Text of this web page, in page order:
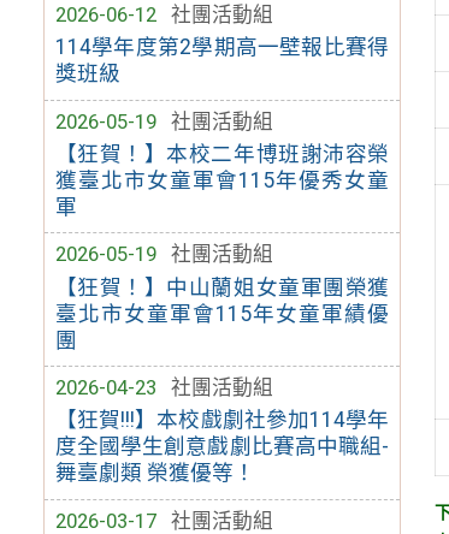
2026-06-12
社團活動組
114學年度第2學期高一壁報比賽得
獎班級
2026-05-19
社團活動組
【狂賀！】本校二年博班謝沛容榮
獲臺北市女童軍會115年優秀女童
軍
2026-05-19
社團活動組
【狂賀！】中山蘭姐女童軍團榮獲
臺北市女童軍會115年女童軍績優
團
2026-04-23
社團活動組
【狂賀!!!】本校戲劇社參加114學年
度全國學生創意戲劇比賽高中職組-
舞臺劇類 榮獲優等！
2026-03-17
社團活動組